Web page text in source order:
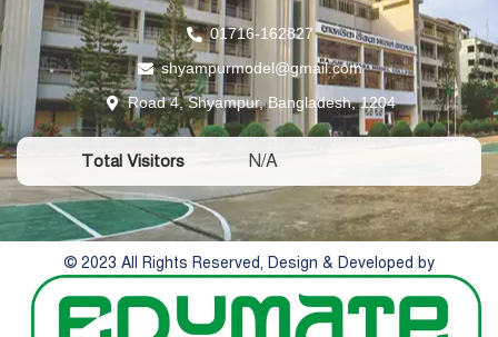
01716-162827
shyampurmodel@gmail.com
Road 4, Shyampur, Bangladesh, 1204
Total Visitors N/A
© 2023 All Rights Reserved, Design & Developed by